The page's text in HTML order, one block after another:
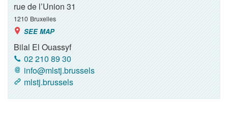
rue de l’Union 31
1210 Bruxelles
SEE MAP
Bilal El Ouassyf
02 210 89 30
info@mlstj.brussels
mlstj.brussels